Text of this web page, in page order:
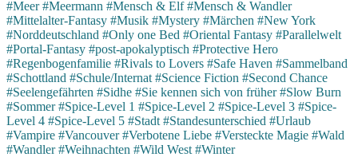
#Meer #Meermann #Mensch & Elf #Mensch & Wandler
#Mittelalter-Fantasy #Musik #Mystery #Märchen #New York
#Norddeutschland #Only one Bed #Oriental Fantasy #Parallelwelt
#Portal-Fantasy #post-apokalyptisch #Protective Hero
#Regenbogenfamilie #Rivals to Lovers #Safe Haven #Sammelband
#Schottland #Schule/Internat #Science Fiction #Second Chance
#Seelengefährten #Sidhe #Sie kennen sich von früher #Slow Burn
#Sommer #Spice-Level 1 #Spice-Level 2 #Spice-Level 3 #Spice-
Level 4 #Spice-Level 5 #Stadt #Standesunterschied #Urlaub
#Vampire #Vancouver #Verbotene Liebe #Versteckte Magie #Wald
#Wandler #Weihnachten #Wild West #Winter